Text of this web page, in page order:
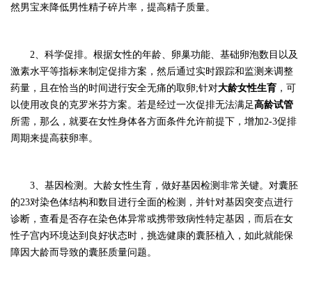
然男宝来降低男性精子碎片率，提高精子质量。
2、科学促排。根据女性的年龄、卵巢功能、基础卵泡数目以及
激素水平等指标来制定促排方案，然后通过实时跟踪和监测来调整
药量，且在恰当的时间进行安全无痛的取卵;针对大龄女性生育 ，可
以使用改良的克罗米芬方案。若是经过一次促排无法满足高龄试管
所需，那么，就要在女性身体各方面条件允许前提下，增加2-3促排
周期来提高获卵率。
3、基因检测。大龄女性生育，做好基因检测非常关键。对囊胚
的23对染色体结构和数目进行全面的检测，并针对基因突变点进行
诊断，查看是否存在染色体异常或携带致病性特定基因，而后在女
性子宫内环境达到良好状态时，挑选健康的囊胚植入，如此就能保
障因大龄而导致的囊胚质量问题。